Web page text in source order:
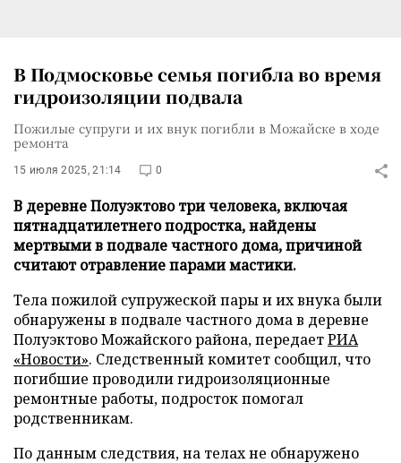
В Подмосковье семья погибла во время
гидроизоляции подвала
Пожилые супруги и их внук погибли в Можайске в ходе
ремонта
15 июля 2025, 21:14 0
В деревне Полуэктово три человека, включая
пятнадцатилетнего подростка, найдены
мертвыми в подвале частного дома, причиной
считают отравление парами мастики.
Тела пожилой супружеской пары и их внука были
обнаружены в подвале частного дома в деревне
Полуэктово Можайского района, передаетРИА
«Новости». Следственный комитет сообщил, что
погибшие проводили гидроизоляционные
ремонтные работы, подросток помогал
родственникам.
По данным следствия, на телах не обнаружено